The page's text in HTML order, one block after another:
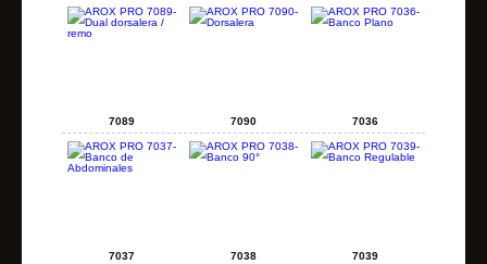
7089 7090 7036
7037 7038 7039